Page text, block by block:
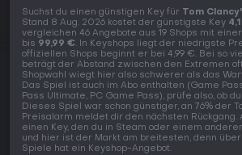
Suchst du einen günstigen Key für Tom
Stand 8 Aug. 2026 kostet der günstigste Key
vergleichen 46 Angebote aus 19 Shops mit
bis 99,99 €. In Keyshops liegt der niedrigste
offiziellen Shops beginnt er bei 4,99 €. Bei so
beträgt der Abstand zwischen den Extremen
Shopwahl wiegt hier also schwerer als das
Das Spiel ist auch im Abo enthalten (Game
Pass Ultimate, PC Game Pass), prüfe also, ob
Dieses Spiel war schon günstiger, an 76% der
Preisalarm meldet dir den nächsten Rückgang.
einen Key, den du in Steam oder einem
und hier ist der Markt am breitesten, denn
Spiele hat ein Keyshop-Angebot.